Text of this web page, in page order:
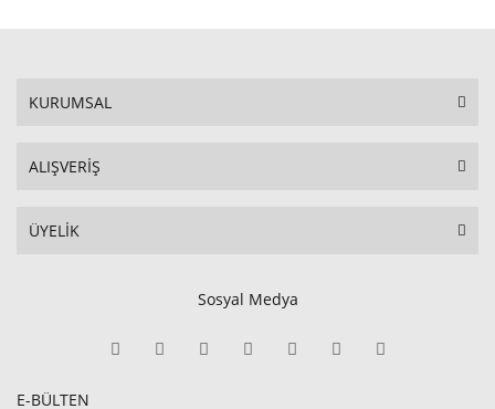
KURUMSAL
ALIŞVERİŞ
ÜYELİK
Sosyal Medya
E-BÜLTEN